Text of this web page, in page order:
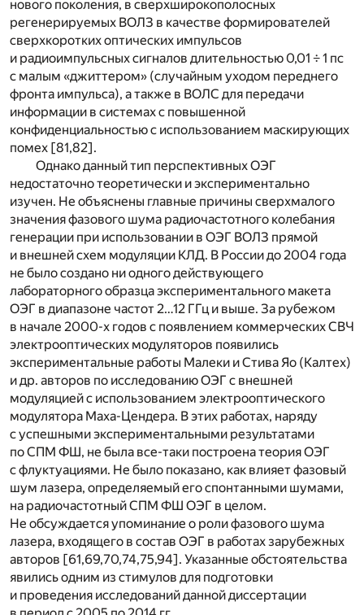
нового поколения, в сверхширокополосных
регенерируемых ВОЛЗ в качестве формирователей
сверхкоротких оптических импульсов
и радиоимпульсных сигналов длительностью 0,01 ÷ 1 пс
с малым «джиттером» (случайным уходом переднего
фронта импульса), а также в ВОЛС для передачи
информации в системах с повышенной
конфиденциальностью с использованием маскирующих
помех [81,82].
Однако данный тип перспективных ОЭГ
недостаточно теоретически и экспериментально
изучен. Не объяснены главные причины сверхмалого
значения фазового шума радиочастотного колебания
генерации при использовании в ОЭГ ВОЛЗ прямой
и внешней схем модуляции КЛД. В России до 2004 года
не было создано ни одного действующего
лабораторного образца экспериментального макета
ОЭГ в диапазоне частот 2…12 ГГц и выше. За рубежом
в начале 2000-х годов с появлением коммерческих СВЧ
электрооптических модуляторов появились
экспериментальные работы Малеки и Стива Яо (Калтех)
и др. авторов по исследованию ОЭГ с внешней
модуляцией с использованием электрооптического
модулятора Маха-Цендера. В этих работах, наряду
с успешными экспериментальными результатами
по СПМ ФШ, не была все-таки построена теория ОЭГ
с флуктуациями. Не было показано, как влияет фазовый
шум лазера, определяемый его спонтанными шумами,
на радиочастотный СПМ ФШ ОЭГ в целом.
Не обсуждается упоминание о роли фазового шума
лазера, входящего в состав ОЭГ в работах зарубежных
авторов [61,69,70,74,75,94]. Указанные обстоятельства
явились одним из стимулов для подготовки
и проведения исследований данной диссертации